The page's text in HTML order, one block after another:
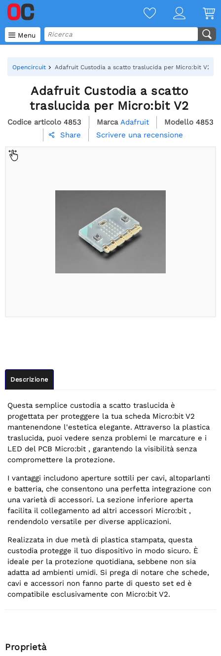
 Menu
Opencircuit Adafruit Custodia a scatto traslucida per Micro:bit V2
Adafruit Custodia a scatto
traslucida per Micro:bit V2
Codice articolo 4853 Marca Adafruit Modello 4853
 Share Scrivere una recensione
Descrizione
Questa semplice custodia a scatto traslucida è
progettata per proteggere la tua scheda Micro:bit V2
mantenendone l'estetica elegante. Attraverso la plastica
traslucida, puoi vedere senza problemi le marcature e i
LED del PCB Micro:bit , garantendo la visibilità senza
compromettere la protezione.
I vantaggi includono aperture sottili per cavi, altoparlanti
e batteria, che consentono una perfetta integrazione con
una varietà di accessori. La sezione inferiore aperta
facilita il collegamento ad altri accessori Micro:bit ,
rendendolo versatile per diverse applicazioni.
Realizzata in due metà di plastica stampata, questa
custodia protegge il tuo dispositivo in modo sicuro. È
ideale per la protezione quotidiana, sebbene non sia
adatta ad ambienti umidi. Si prega di notare che schede,
cavi e accessori non fanno parte di questo set ed è
compatibile esclusivamente con Micro:bit V2.
Proprietà